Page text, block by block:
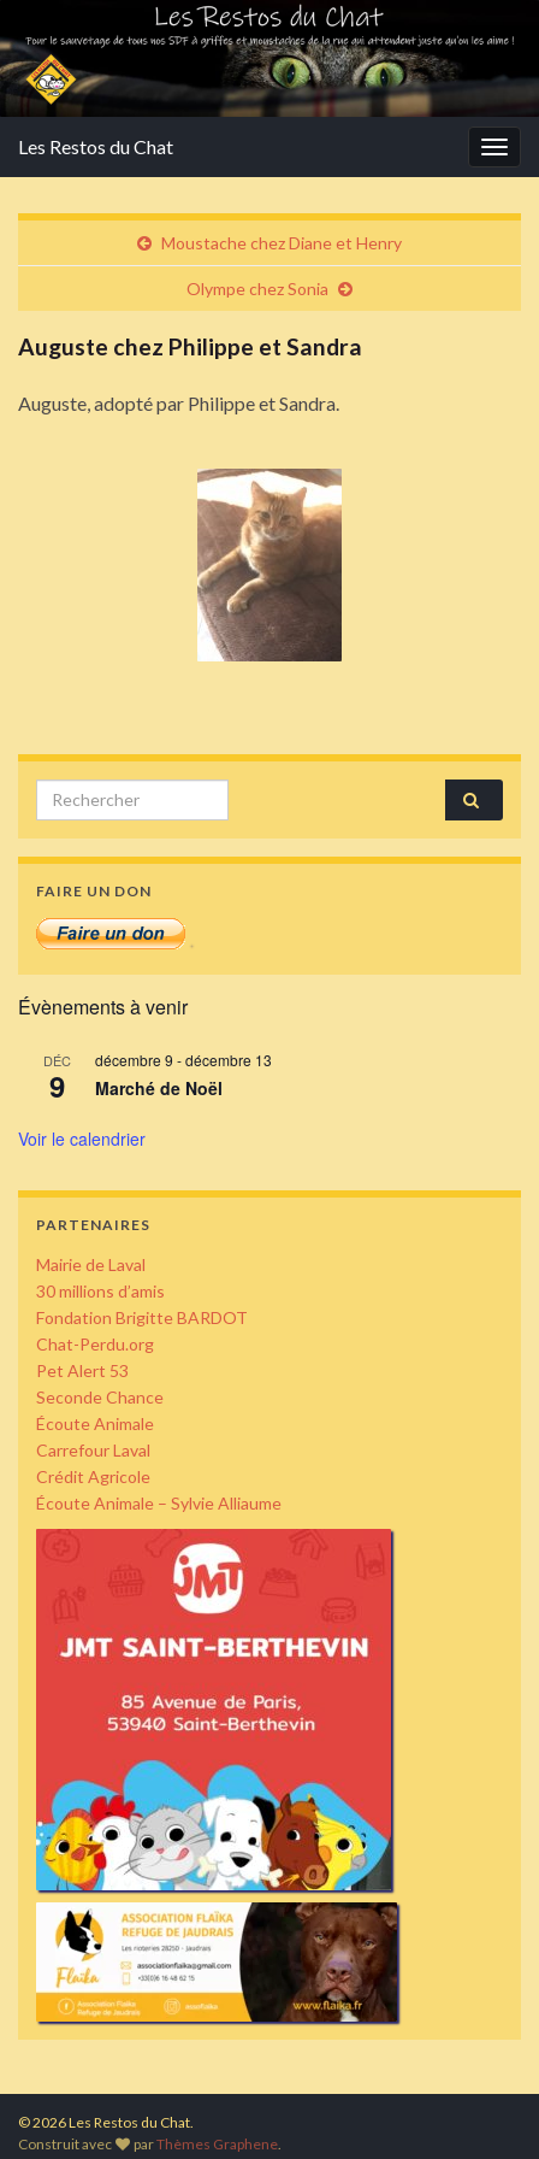
Les Restos du Chat
Moustache chez Diane et Henry
Olympe chez Sonia
Auguste chez Philippe et Sandra
Auguste, adopté par Philippe et Sandra.
Search for:
FAIRE UN DON
Évènements à venir
DÉC
9
décembre 9 -décembre 13
Marché de Noël
Voir le calendrier
PARTENAIRES
Mairie de Laval
30 millions d’amis
Fondation Brigitte BARDOT
Chat-Perdu.org
Pet Alert 53
Seconde Chance
Écoute Animale
Carrefour Laval
Crédit Agricole
Écoute Animale – Sylvie Alliaume
© 2026 Les Restos du Chat.
Construit avec
parThèmes Graphene